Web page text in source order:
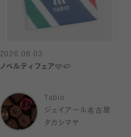
2026.06.03
ノベルティフェア🩵🍉
Tabio
ジェイアール名古屋
タカシマヤ